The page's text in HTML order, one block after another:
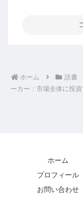
ホーム 読書
ーカー：市場全体に投
ホーム
プロフィール
お問い合わせ